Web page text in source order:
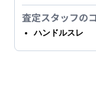
査定スタッフの
ハンドルスレ